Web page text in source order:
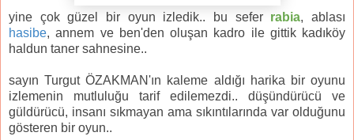
yine çok güzel bir oyun izledik.. bu sefer rabia, ablası
hasibe, annem ve ben'den oluşan kadro ile gittik kadıköy
haldun taner sahnesine..
sayın Turgut ÖZAKMAN'ın kaleme aldığı harika bir oyunu
izlemenin mutluluğu tarif edilemezdi.. düşündürücü ve
güldürücü, insanı sıkmayan ama sıkıntılarında var olduğunu
gösteren bir oyun..